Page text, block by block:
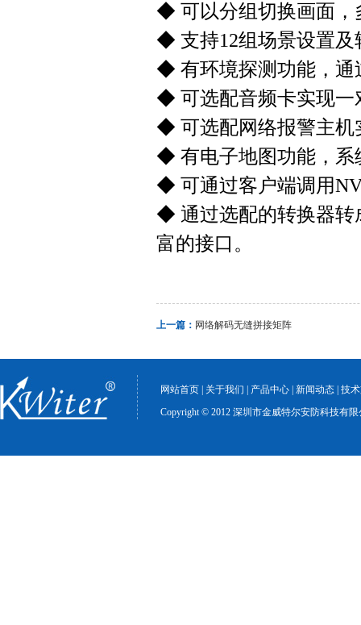
◆ 可以分组切换画面，
◆ 支持12组场景设置及
◆ 有环境探测功能，通
◆ 可选配音频卡实现一
◆ 可选配网络报警主机
◆ 有电子地图功能，系
◆ 可通过客户端调用
◆ 通过选配的转换器转
富的接口。
上一篇： 网络解码无缝拼接矩阵
网站首页 关于我们 产品中心 新闻动态 技
Copyright © 2012 深圳市金威特尔安防科技